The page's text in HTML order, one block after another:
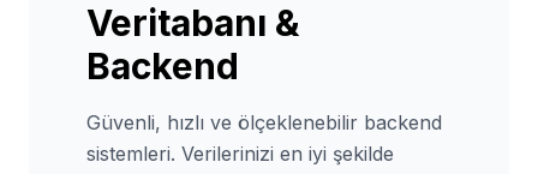
Veritabanı &
Backend
Güvenli, hızlı ve ölçeklenebilir backend
sistemleri. Verilerinizi en iyi şekilde